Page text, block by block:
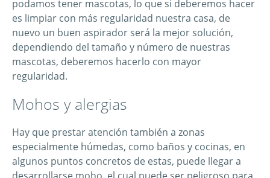
podamos tener mascotas, lo que si deberemos hacer
es limpiar con más regularidad nuestra casa, de
nuevo un buen aspirador será la mejor solución,
dependiendo del tamaño y número de nuestras
mascotas, deberemos hacerlo con mayor
regularidad.
Mohos y alergias
Hay que prestar atención también a zonas
especialmente húmedas, como baños y cocinas, en
algunos puntos concretos de estas, puede llegar a